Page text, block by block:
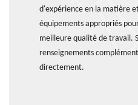
d'expérience en la matière
équipements appropriés
meilleure qualité de travail.
renseignements
directement.